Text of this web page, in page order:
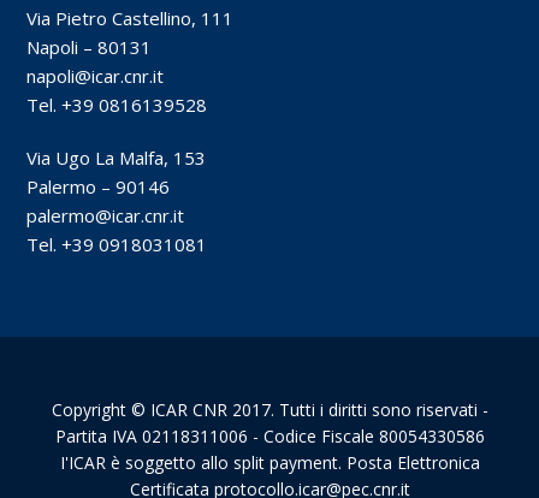
Via Pietro Castellino, 111
Napoli – 80131
napoli@icar.cnr.it
Tel. +39 0816139528
Via Ugo La Malfa, 153
Palermo – 90146
palermo@icar.cnr.it
Tel. +39 0918031081
Copyright © ICAR CNR 2017. Tutti i diritti sono riservati -
Partita IVA 02118311006 - Codice Fiscale 80054330586
I'ICAR è soggetto allo split payment. Posta Elettronica
Certificata protocollo.icar@pec.cnr.it